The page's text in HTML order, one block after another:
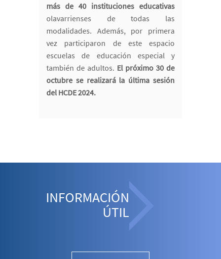
más de 40 instituciones educativas
olavarrienses de todas las
modalidades. Además, por primera
vez participaron de este espacio
escuelas de educación especial y
también de adultos. El próximo 30 de
octubre se realizará la última sesión
del HCDE 2024.
INFORMACIÓN
ÚTIL